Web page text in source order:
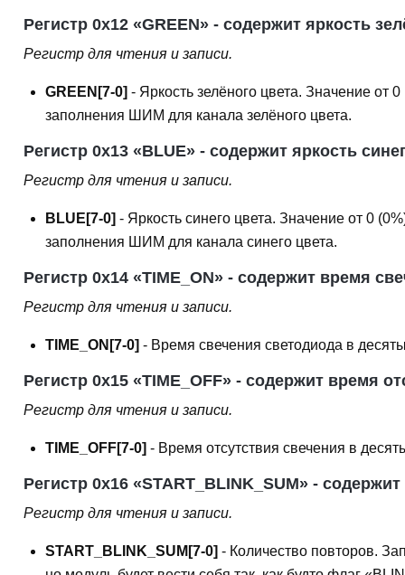
Регистр 0x12 «GREEN» - содержит яркость
Регистр для чтения и записи.
GREEN[7-0] - Яркость зелёного цвета. Значение от
заполнения ШИМ для канала зелёного цвета.
Регистр 0x13 «BLUE» - содержит яркость
Регистр для чтения и записи.
BLUE[7-0] - Яркость синего цвета. Значение от 0
заполнения ШИМ для канала синего цвета.
Регистр 0x14 «TIME_ON» - содержит время
Регистр для чтения и записи.
TIME_ON[7-0] - Время свечения светодиода в
Регистр 0x15 «TIME_OFF» - содержит время
Регистр для чтения и записи.
TIME_OFF[7-0] - Время отсутствия свечения в
Регистр 0x16 «START_BLINK_SUM» -
Регистр для чтения и записи.
START_BLINK_SUM[7-0] - Количество повторов.
но модуль будет вести себя так, как будто флаг